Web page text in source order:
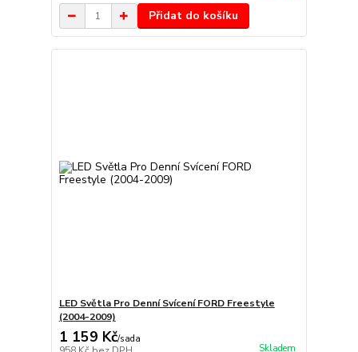
Přidat do košíku
LED Světla Pro Denní Svícení FORD Freestyle
(2004-2009)
1 159 Kč/sada
Skladem